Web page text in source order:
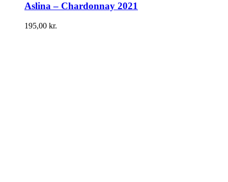
Aslina – Chardonnay 2021
195,00 kr.